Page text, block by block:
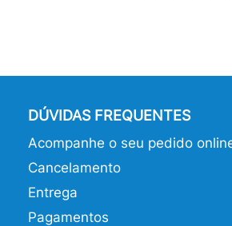
DÚVIDAS FREQUENTES
Acompanhe o seu pedido
Cancelamento
Entrega
Pagamentos